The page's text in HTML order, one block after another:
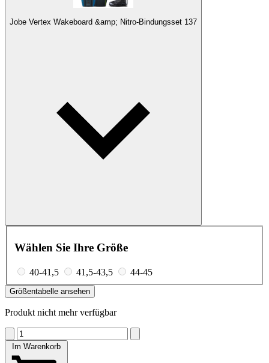
Jobe Vertex Wakeboard &amp; Nitro-Bindungsset 137
Wählen Sie Ihre Größe
40-41,5 41,5-43,5 44-45
Größentabelle ansehen
Produkt nicht mehr verfügbar
Im Warenkorb